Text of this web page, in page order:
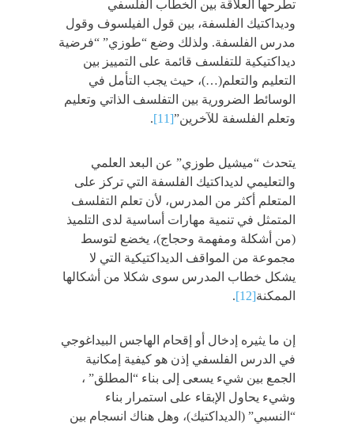
تطرحها العلاقة بين الخطاب الفلسفي
وديداكتيك الفلسفة، بين قول الفيلسوف وقول
مدرس الفلسفة. ولذلك وضع “طوزي” “فرضية
ديداكتيكية للتفلسف قائمة على التمييز بين
التعليم والتعلم(…)، حيث يجب التأمل في
الوسائط الضرورية بين التفلسف الذاتي وتعليم
وتعلم الفلسفة للآخرين”[11]
.
يتحدث “ميشيل طوزي” عن البعد العلمي
والتعليمي لديداكتيك الفلسفة التي تركز على
المتعلم أكثر من المدرس، لأن تعلم التفلسف
المتمثل في تنمية مهارات أساسية لدى التلميذ
(من أشكلة ومفهمة وحجاج)، يخضع لتوسط
مجموعة من المواقف الديداكتيكية التي لا
يشكل خطاب المدرس سوى شكلا من أشكالها
الممكنة[12]
.
إن ما يثيره إدخال أو إقحام الهاجس البيداغوجي
في الدرس الفلسفي إذن هو كيفية إمكانية
الجمع بين شيء يسعى إلى بناء “المطلق” ،
وشيء يحاول الإبقاء على استمرار بناء
“النسبي” (الديداكتيك)، وهل هناك انسجام بين